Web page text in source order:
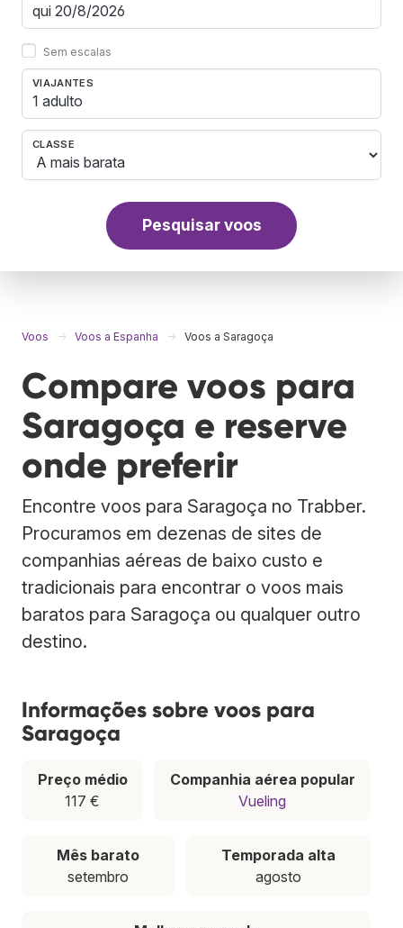
Sem escalas
VIAJANTES
1 adulto
CLASSE
Pesquisar voos
Voos Voos a Espanha Voos a Saragoça
Compare voos para
Saragoça e reserve
onde preferir
Encontre voos para Saragoça no Trabber.
Procuramos em dezenas de sites de
companhias aéreas de baixo custo e
tradicionais para encontrar o voos mais
baratos para Saragoça ou qualquer outro
destino.
Informações sobre voos para
Saragoça
Preço médio
117 €
Companhia aérea popular
Vueling
Mês barato
setembro
Temporada alta
agosto